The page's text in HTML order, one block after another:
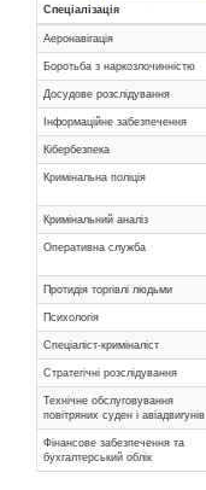
Спеціалізація
Аеронавігація
Боротьба з наркозлочинністю
Досудове розслідування
Інформаційне забезпечення
Кібербезпека
Кримінальна поліція
Кримінальний аналіз
Оперативна служба
Протидія торгівлі людьми
Психологія
Спеціаліст-криміналіст
Стратегічні розслідування
Технічне обслуговування
повітряних суден і авіадвигунів
Фінансове забезпечення та
бухгалтерський облік